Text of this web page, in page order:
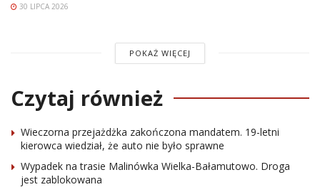
30 LIPCA 2026
POKAŻ WIĘCEJ
Czytaj również
Wieczorna przejażdżka zakończona mandatem. 19-letni
kierowca wiedział, że auto nie było sprawne
Wypadek na trasie Malinówka Wielka-Bałamutowo. Droga
jest zablokowana